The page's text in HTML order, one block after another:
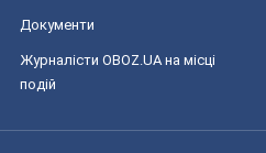
Документи
Журналісти OBOZ.UA на місці
подій